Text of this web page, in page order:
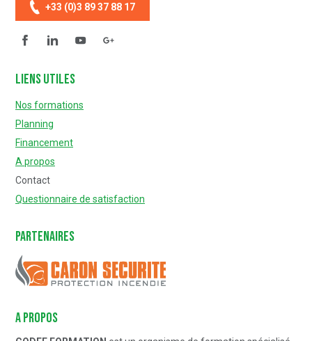
+33 (0)3 89 37 88 17
FacebookLinkedinYouTube
Liens utiles
Nos formations
Planning
Financement
A propos
Contact
Questionnaire de satisfaction
Partenaires
Caron Sécurité
A PROPOS